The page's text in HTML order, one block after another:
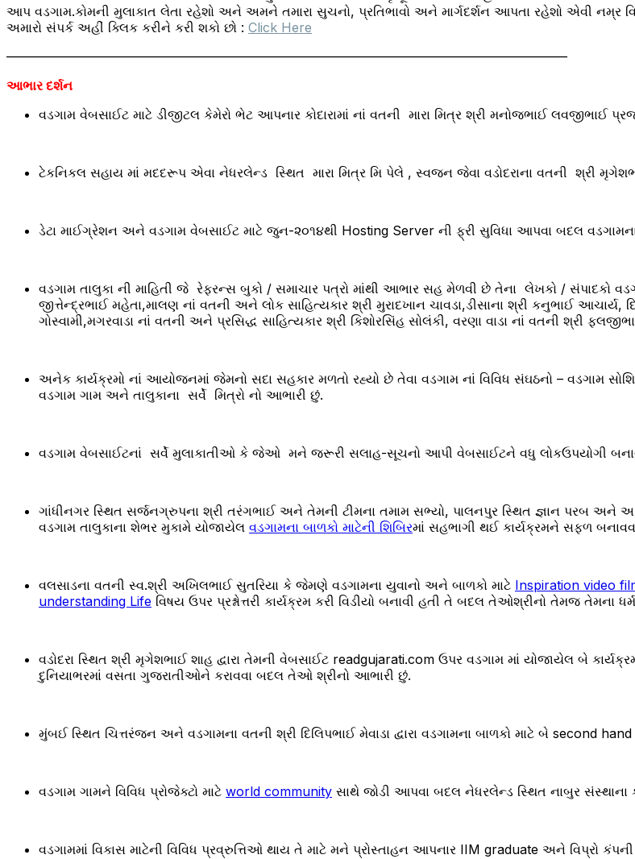
આપ વડગામ.કોમની મુલાકાત લેતા રહેશો અને અમને તમારા સુચનો, પ્રતિભાવો અને માર્ગદર્શન આપતા રહેશો એવી
અમારો સંપર્ક અહીં ક્લિક કરીને કરી શકો છો : Click Here
———————————————————————————————————————————–
આભાર દર્શન
વડગામ વેબસાઈટ માટે ડીજીટલ કેમેરો ભેટ આપનાર કોદારામાં નાં વતની મારા મિત્ર શ્રી મનોજભાઈ લવજીભાઈ
ટેકનિકલ સહાય માં મદદરૂપ એવા નેધરલેન્ડ સ્થિત મારા મિત્ર મિ પેલે , સ્વજન જેવા વડોદરાના વતની શ્રી
ડેટા માઈગ્રેશન અને વડગામ વેબસાઈટ માટે જુન-૨૦૧૪થી Hosting Server ની ફ્રી સુવિધા આપવા બદલ વડગામના
વડગામ તાલુકા ની માહિતી જે રેફરન્સ બુકો / સમાચાર પત્રો માંથી આભાર સહ મેળવી છે તેના લેખકો / સંપાદકો
જીત્તેન્દ્રભાઈ મહેતા,માલણ નાં વતની અને લોક સાહિત્યકાર શ્રી મુરાદખાન ચાવડા,ડીસાના શ્રી કનુભાઈ આચાર્ય,
ગોસ્વામી,મગરવાડા નાં વતની અને પ્રસિદ્ધ સાહિત્યકાર શ્રી કિશોરસિંહ સોલંકી, વરણા વાડા નાં વતની શ્રી
અનેક કાર્યક્રમો નાં આયોજનમાં જેમનો સદા સહકાર મળતો રહ્યો છે તેવા વડગામ નાં વિવિધ સંઘઠનો – વડગામ
વડગામ ગામ અને તાલુકાના સર્વે મિત્રો નો આભારી છું.
વડગામ વેબસાઈટનાં સર્વે મુલાકાતીઓ કે જેઓ મને જરૂરી સલાહ-સૂચનો આપી વેબસાઈટને વધુ લોકઉપયોગી
ગાંધીનગર સ્થિત સર્જનગ્રુપના શ્રી તરંગભાઈ અને તેમની ટીમના તમામ સભ્યો, પાલનપુર સ્થિત જ્ઞાન પરબ
વડગામ તાલુકાના શેભર મુકામે યોજાયેલ વડગામના બાળકો માટેની શિબિરમાં સહભાગી થઈ કાર્યક્રમને સફળ
વલસાડના વતની સ્વ.શ્રી અખિલભાઈ સુતરિયા કે જેમણે વડગામના યુવાનો અને બાળકો માટે Inspiration video
understanding Life વિષય ઉપર પ્રશ્નોત્તરી કાર્યક્રમ કરી વિડીયો બનાવી હતી તે બદલ તેઓશ્રીનો તેમજ તેમના
વડોદરા સ્થિત શ્રી મૃગેશભાઈ શાહ દ્વારા તેમની વેબસાઈટ readgujarati.com ઉપર વડગામ માં યોજાયેલ બે
દુનિયાભરમાં વસતા ગુજરાતીઓને કરાવવા બદલ તેઓ શ્રીનો આભારી છું.
મુંબઈ સ્થિત ચિત્તરંજન અને વડગામના વતની શ્રી દિલિપભાઈ મેવાડા દ્વારા વડગામના બાળકો માટે બે second
વડગામ ગામને વિવિધ પ્રોજેક્ટો માટે world community સાથે જોડી આપવા બદલ નેધરલેન્ડ સ્થિત નાબુર સંસ્થાના
વડગામમાં વિકાસ માટેની વિવિધ પ્રવ્રુત્તિઓ થાય તે માટે મને પ્રોસ્તાહન આપનાર IIM graduate અને વિપ્રો